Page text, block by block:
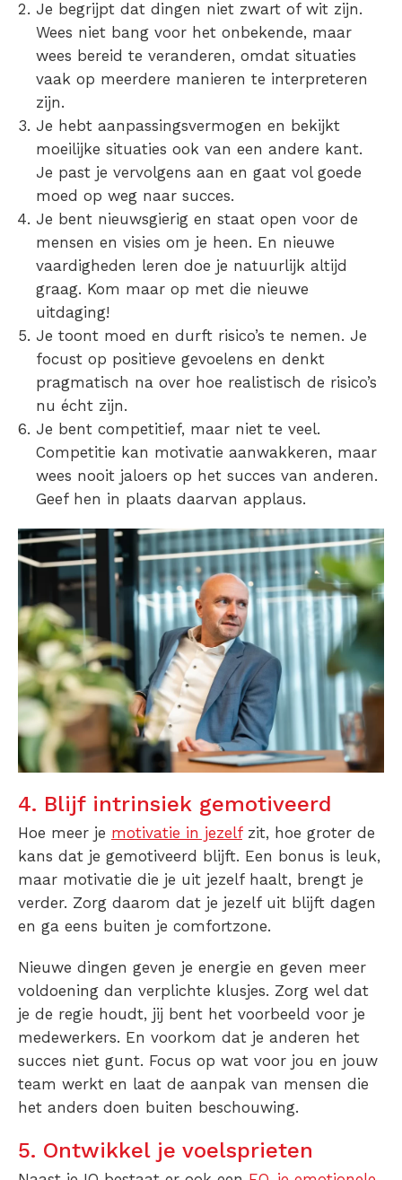
Je begrijpt dat dingen niet zwart of wit zijn.
Wees niet bang voor het onbekende, maar
wees bereid te veranderen, omdat situaties
vaak op meerdere manieren te interpreteren
zijn.
Je hebt aanpassingsvermogen en bekijkt
moeilijke situaties ook van een andere kant.
Je past je vervolgens aan en gaat vol goede
moed op weg naar succes.
Je bent nieuwsgierig en staat open voor de
mensen en visies om je heen. En nieuwe
vaardigheden leren doe je natuurlijk altijd
graag. Kom maar op met die nieuwe
uitdaging!
Je toont moed en durft risico’s te nemen. Je
focust op positieve gevoelens en denkt
pragmatisch na over hoe realistisch de risico’s
nu écht zijn.
Je bent competitief, maar niet te veel.
Competitie kan motivatie aanwakkeren, maar
wees nooit jaloers op het succes van anderen.
Geef hen in plaats daarvan applaus.
4. Blijf intrinsiek gemotiveerd
Hoe meer je motivatie in jezelfzit, hoe groter de
kans dat je gemotiveerd blijft. Een bonus is leuk,
maar motivatie die je uit jezelf haalt, brengt je
verder. Zorg daarom dat je jezelf uit blijft dagen
en ga eens buiten je comfortzone.
Nieuwe dingen geven je energie en geven meer
voldoening dan verplichte klusjes. Zorg wel dat
je de regie houdt, jij bent het voorbeeld voor je
medewerkers. En voorkom dat je anderen het
succes niet gunt. Focus op wat voor jou en jouw
team werkt en laat de aanpak van mensen die
het anders doen buiten beschouwing.
5. Ontwikkel je voelsprieten